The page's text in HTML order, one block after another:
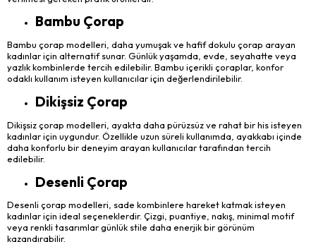
Bambu Çorap
Bambu çorap modelleri, daha yumuşak ve hafif dokulu çorap arayan
kadınlar için alternatif sunar. Günlük yaşamda, evde, seyahatte veya
yazlık kombinlerde tercih edilebilir. Bambu içerikli çoraplar, konfor
odaklı kullanım isteyen kullanıcılar için değerlendirilebilir.
Dikişsiz Çorap
Dikişsiz çorap modelleri, ayakta daha pürüzsüz ve rahat bir his isteyen
kadınlar için uygundur. Özellikle uzun süreli kullanımda, ayakkabı içinde
daha konforlu bir deneyim arayan kullanıcılar tarafından tercih
edilebilir.
Desenli Çorap
Desenli çorap modelleri, sade kombinlere hareket katmak isteyen
kadınlar için ideal seçeneklerdir. Çizgi, puantiye, nakış, minimal motif
veya renkli tasarımlar günlük stile daha enerjik bir görünüm
kazandırabilir.